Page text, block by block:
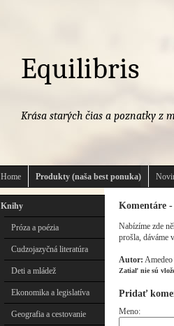
Equilibris
Krása starých čias a poznatky z
Home Produkty (naša best ponuka)
Knihy
Próza a poézia
Cudzojazyčná literatúra
Deti a mládež
Ekonomika a legislatíva
Geografia a cestovanie
Komentáre -
Nabízíme zde
prošla, dáváme
Autor:
Zatiaľ nie sú
Pridať
Meno: